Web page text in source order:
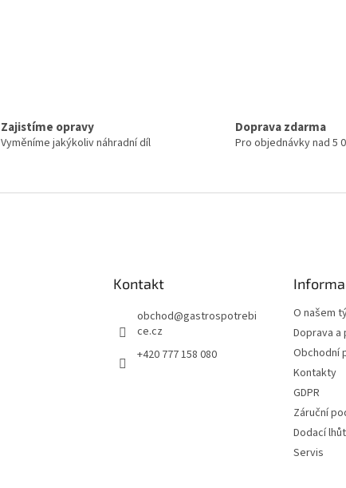
Zajistíme opravy
Vyměníme jakýkoliv náhradní díl
Doprava zdarma
Pro objednávky nad 5
Kontakt
obchod@gastrospotrebi
ce.cz
+420 777 158 080
O našem
Doprava a
Obchodní
Kontakty
GDPR
Záruční
Dodací
Servis